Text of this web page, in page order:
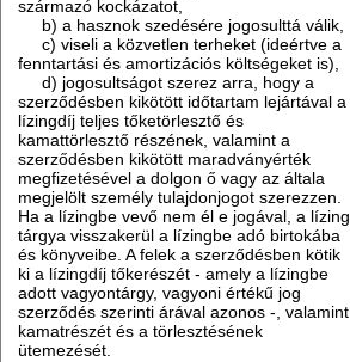
származó kockázatot,
b) a hasznok szedésére jogosulttá válik,
c) viseli a közvetlen terheket (ideértve a
fenntartási és amortizációs költségeket is),
d) jogosultságot szerez arra, hogy a
szerződésben kikötött időtartam lejártával a
lízingdíj teljes tőketörlesztő és
kamattörlesztő részének, valamint a
szerződésben kikötött maradványérték
megfizetésével a dolgon ő vagy az általa
megjelölt személy tulajdonjogot szerezzen.
Ha a lízingbe vevő nem él e jogával, a lízing
tárgya visszakerül a lízingbe adó birtokába
és könyveibe. A felek a szerződésben kötik
ki a lízingdíj tőkerészét - amely a lízingbe
adott vagyontárgy, vagyoni értékű jog
szerződés szerinti árával azonos -, valamint
kamatrészét és a törlesztésének
ütemezését.